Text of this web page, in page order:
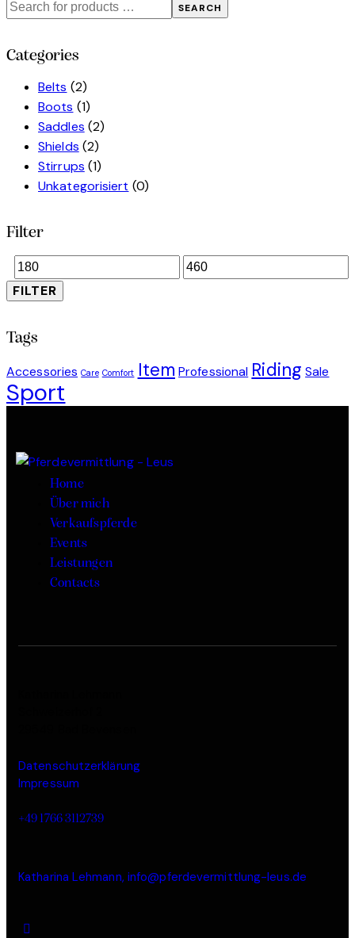
SEARCH
Categories
Belts (2)
Boots (1)
Saddles (2)
Shields (2)
Stirrups (1)
Unkategorisiert (0)
Filter
FILTER
Tags
Accessories Care Comfort ItemProfessional Riding Sale
Sport
Home
Über mich
Verkaufspferde
Events
Leistungen
Contacts
Datenschutzerklärung
Impressum
+49 1766 3112739
Katharina Lehmann, info@pferdevermittlung-leus.de